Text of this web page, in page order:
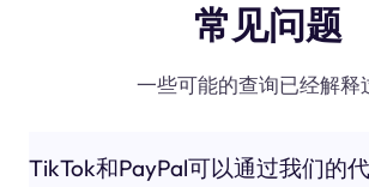
常见问题
一些可能的查询已经解释
TikTok和PayPal可以通过我们的